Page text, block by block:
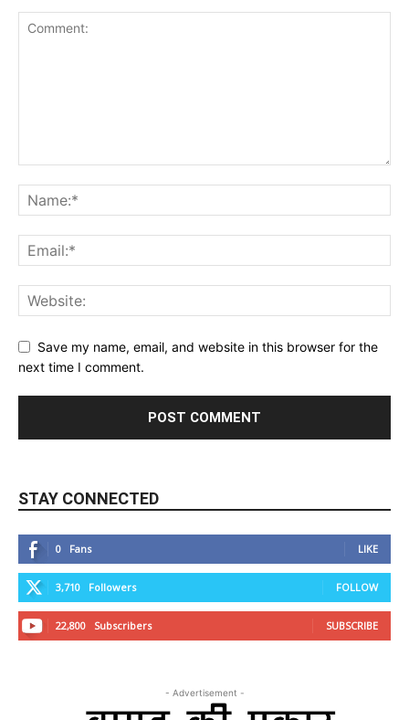
Save my name, email, and website in this browser for the
next time I comment.
STAY CONNECTED
0 Fans LIKE
3,710 Followers FOLLOW
22,800 Subscribers SUBSCRIBE
- Advertisement -